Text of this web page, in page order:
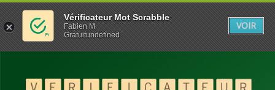
Vérificateur Mot Scrabble
Fabien M
Gratuitundefined
VOIR